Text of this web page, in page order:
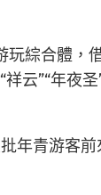
綜合體，
云”“年夜
年青游客